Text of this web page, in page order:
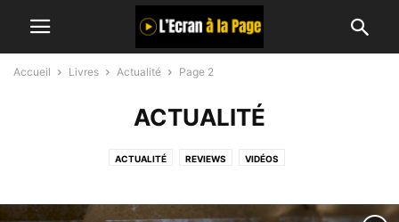
Accueil Livres Actualité Page 2
ACTUALITÉ
ACTUALITÉ REVIEWS VIDÉOS